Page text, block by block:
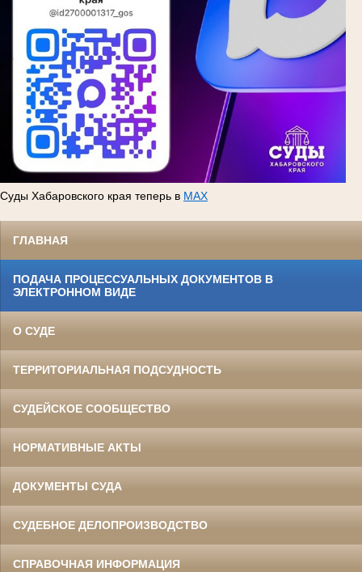
Суды Хабаровского края теперь в MAX
ГЛАВНАЯ
ПОДАЧА ПРОЦЕССУАЛЬНЫХ ДОКУМЕНТОВ В
ЭЛЕКТРОННОМ ВИДЕ
О СУДЕ
ТЕРРИТОРИАЛЬНАЯ ПОДСУДНОСТЬ
СУДЕЙСКОЕ СООБЩЕСТВО
НОРМАТИВНЫЕ АКТЫ
ДОКУМЕНТЫ СУДА
СУДЕБНОЕ ДЕЛОПРОИЗВОДСТВО
СПРАВОЧНАЯ ИНФОРМАЦИЯ